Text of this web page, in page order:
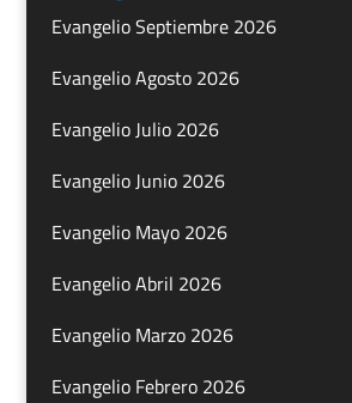
Evangelio Septiembre 2026
Evangelio Agosto 2026
Evangelio Julio 2026
Evangelio Junio 2026
Evangelio Mayo 2026
Evangelio Abril 2026
Evangelio Marzo 2026
Evangelio Febrero 2026